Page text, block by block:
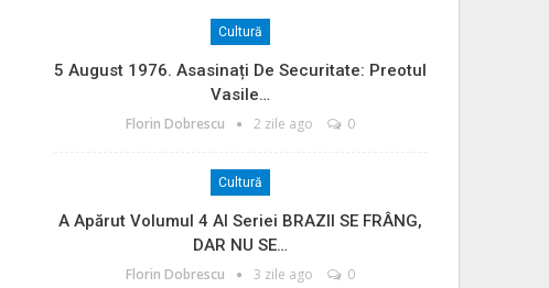
Cultură
5 August 1976. Asasinați De Securitate: Preotul
Vasile…
Florin Dobrescu 2 zile ago 0
Cultură
A Apărut Volumul 4 Al Seriei BRAZII SE FRÂNG,
DAR NU SE…
Florin Dobrescu 3 zile ago 0